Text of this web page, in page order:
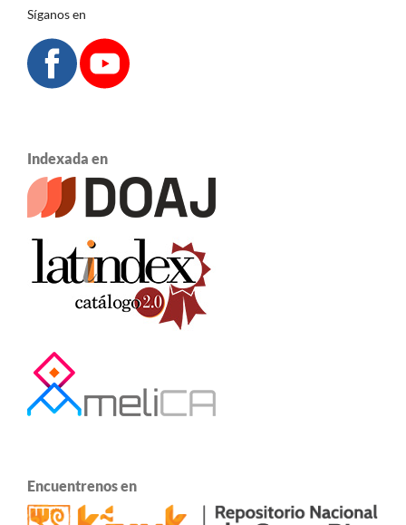
Síganos en
Indexada en
Encuentrenos en